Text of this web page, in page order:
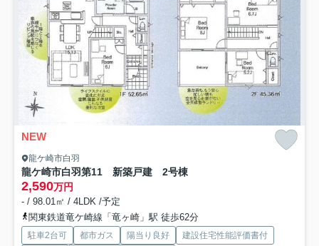
NEW
龍ケ崎市白羽
龍ケ崎市白羽第11 新築戸建 2号棟
2,590万円
- / 98.01㎡ / 4LDK /予定
関東鉄道竜ケ崎線「竜ヶ崎」駅 徒歩62分
駐車2台可 都市ガス 陽当り良好
建設住宅性能評価書付